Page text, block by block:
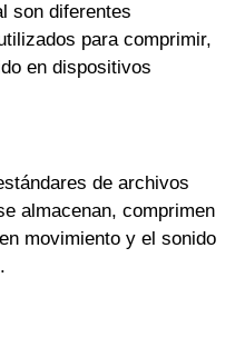
son diferentes
para comprimir,
en dispositivos
de archivos
almacenan, comprimen
movimiento y el sonido